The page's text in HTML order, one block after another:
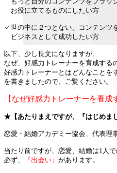
お役に立てるものにしたい方
✓世の中に２つとない、コンテンツ
ビジネスとして成功したい方
以下、少し長文になりますが、
なぜ、好感力トレーナーを育成する
好感力トレーナーとはどんなことを
を書きましたので、ご覧ください。
【なぜ好感力トレーナーを養成
★【あたりまえですが、『はじめま
恋愛・結婚アカデミー協会、代表理
当たり前ですが、恋愛、結婚は1人
必ず、
『出会い』 があります。